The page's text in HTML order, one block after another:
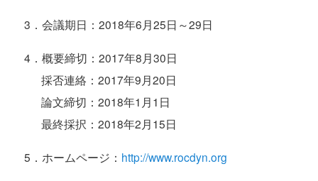
3．会議期日：2018年6月25日～29日
4．概要締切：2017年8月30日
採否連絡：2017年9月20日
論文締切：2018年1月1日
最終採択：2018年2月15日
5．ホームページ： http://www.rocdyn.org